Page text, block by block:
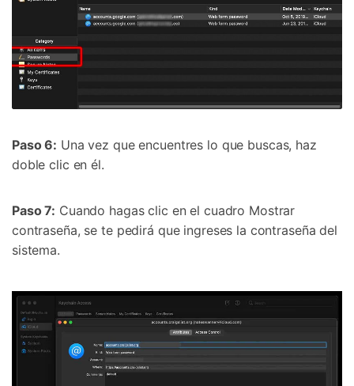
Paso 6: Una vez que encuentres lo que buscas, haz
doble clic en él.
Paso 7: Cuando hagas clic en el cuadro Mostrar
contraseña, se te pedirá que ingreses la contraseña del
sistema.